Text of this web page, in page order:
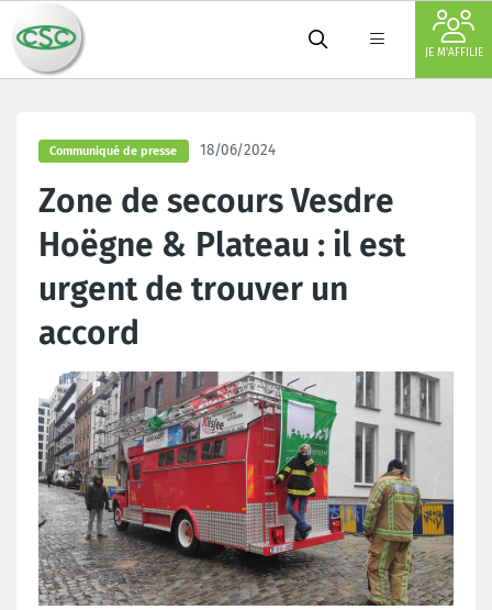
JE M'AFFILIE
Communiqué de presse 18/06/2024
Zone de secours Vesdre
Hoëgne & Plateau : il est
urgent de trouver un
accord